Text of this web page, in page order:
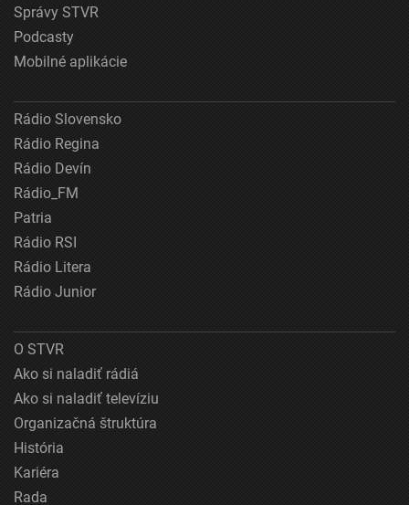
Správy STVR
Podcasty
Mobilné aplikácie
Rádio Slovensko
Rádio Regina
Rádio Devín
Rádio_FM
Patria
Rádio RSI
Rádio Litera
Rádio Junior
O STVR
Ako si naladiť rádiá
Ako si naladiť televíziu
Organizačná štruktúra
História
Kariéra
Rada